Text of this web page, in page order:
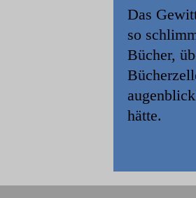
Das
so
Bücher,
hätte.